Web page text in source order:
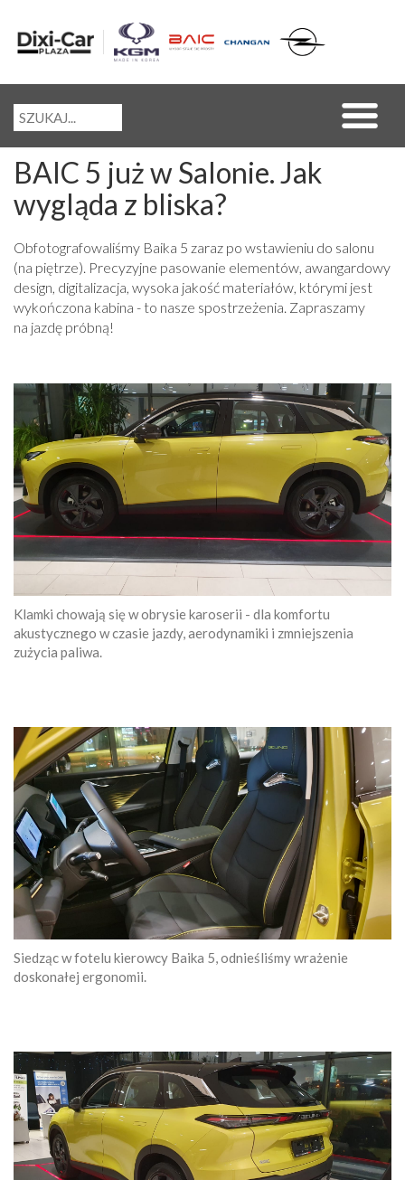
BAIC 5 już w Salonie. Jak
wygląda z bliska?
Obfotografowaliśmy Baika 5 zaraz po wstawieniu do salonu
(na piętrze). Precyzyjne pasowanie elementów, awangardowy
design, digitalizacja, wysoka jakość materiałów, którymi jest
wykończona kabina - to nasze spostrzeżenia. Zapraszamy
na jazdę próbną!
Klamki chowają się w obrysie karoserii - dla komfortu
akustycznego w czasie jazdy, aerodynamiki i zmniejszenia
zużycia paliwa.
Siedząc w fotelu kierowcy Baika 5, odnieśliśmy wrażenie
doskonałej ergonomii.